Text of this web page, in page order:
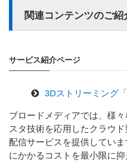
関連コンテンツのご紹
サービス紹介ページ
3Dストリーミング
ブロードメディアでは、様
スタ技術を応用したクラウ
配信サービスを提供してい
にかかるコストを最小限に